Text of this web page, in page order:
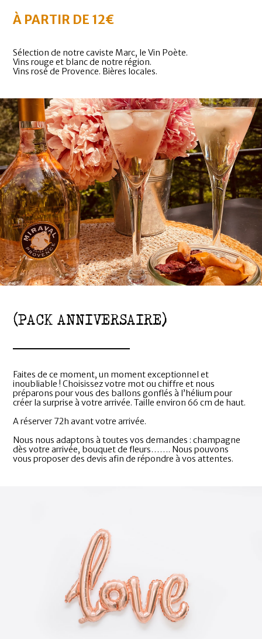
À PARTIR DE 12€
Sélection de notre caviste Marc, le Vin Poète.
Vins rouge et blanc de notre région.
Vins rosé de Provence. Bières locales.
(PACK ANNIVERSAIRE)
Faites de ce moment, un moment exceptionnel et
inoubliable ! Choisissez votre mot ou chiffre et nous
préparons pour vous des ballons gonflés à l’hélium pour
créer la surprise à votre arrivée. Taille environ 66 cm de haut.
A réserver 72h avant votre arrivée.
Nous nous adaptons à toutes vos demandes : champagne
dès votre arrivée, bouquet de fleurs……. Nous pouvons
vous proposer des devis afin de répondre à vos attentes.